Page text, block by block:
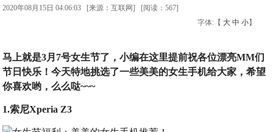
2020年08月15日 04:06:03 [来源：互联网] [阅读：567]
字体:【 大 中 小】
马上就是3月7号女生节了，小编在这里提前祝各位漂亮MM们
节日快乐！今天特地挑选了一些美美的女生手机给大家，希望
你喜欢哟，么么哒~~~
1.索尼Xperia Z3